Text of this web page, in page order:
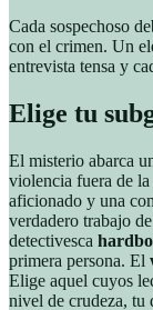
Cada sospechoso
con el crimen. Un
entrevista tensa y
Elige tu
El misterio abarca
violencia fuera de
aficionado y una
verdadero trabajo
detectivesca
primera persona. El
Elige aquel cuyos
nivel de crudeza, tu